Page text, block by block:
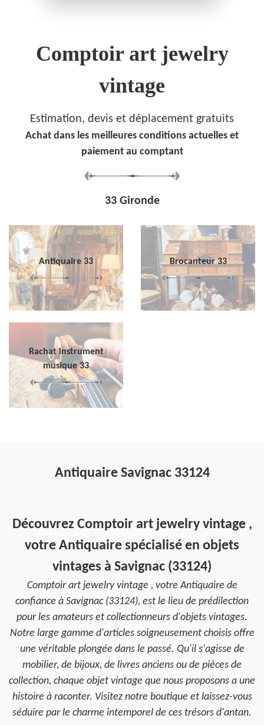
Comptoir art jewelry
vintage
Estimation, devis et déplacement gratuits
Achat dans les meilleures conditions actuelles et
paiement au comptant
33 Gironde
Antiquaire 33 Brocanteur 33
Rachat instrument
musique 33
Antiquaire Savignac 33124
Découvrez Comptoir art jewelry vintage ,
votre Antiquaire spécialisé en objets
vintages à Savignac (33124)
Comptoir art jewelry vintage , votre Antiquaire de
confiance à Savignac (33124), est le lieu de prédilection
pour les amateurs et collectionneurs d'objets vintages.
Notre large gamme d'articles soigneusement choisis offre
une véritable plongée dans le passé. Qu'il s'agisse de
mobilier, de bijoux, de livres anciens ou de pièces de
collection, chaque objet vintage que nous proposons a une
histoire à raconter. Visitez notre boutique et laissez-vous
séduire par le charme intemporel de ces trésors d'antan.